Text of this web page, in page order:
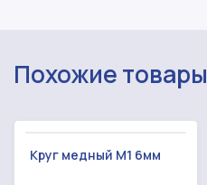
Похожие товары
Круг медный М1 6мм